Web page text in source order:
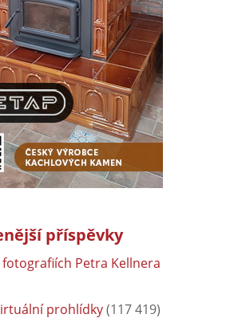
příspěvky
Petra Kellnera
prohlídky(117 419)